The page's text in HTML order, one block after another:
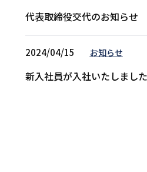
代表取締役交代のお知らせ
2024/04/15 お知らせ
新入社員が入社いたしました